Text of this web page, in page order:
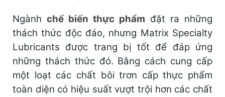
Ngành chế biến thực phẩm đặt ra những
thách thức độc đáo, nhưng Matrix Specialty
Lubricants được trang bị tốt để đáp ứng
những thách thức đó. Bằng cách cung cấp
một loạt các chất bôi trơn cấp thực phẩm
toàn diện có hiệu suất vượt trội hơn các chất